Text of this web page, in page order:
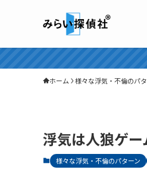
ホーム 様々な浮気・不倫のパ
浮気は人狼ゲ
様々な浮気・不倫のパターン